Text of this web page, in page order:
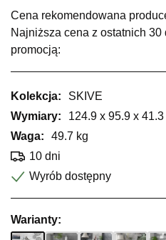
Cena rekomendowana
Najniższa cena z ostatnich 30
promocją:
Kolekcja:
SKIVE
Wymiary:
124.9 x 95.9 x 41.3
Waga:
49.7 kg
10 dni
Wyrób dostępny
Warianty: